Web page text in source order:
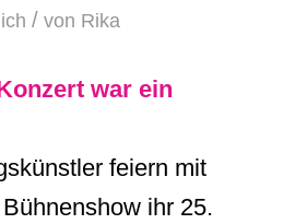
/ von Rika
war ein
feiern mit
ihr 25.